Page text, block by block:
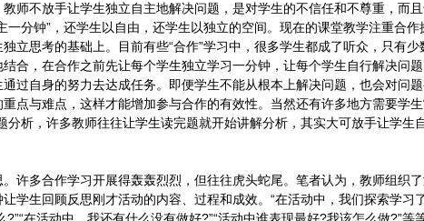
师不放手让学生独立自主地解决问题，是对学生的不信任和不尊重，而
一分钟”，还学生以自由，还学生以独立的空间。现在的课堂教学注重合作
立思考的基础上。目前有些“合作”学习中，很多学生都成了听众，只有少
合，在合作之前先让每个学生独立学习一分钟，让每个学生自行解决问
过自身的努力去达成任务。即便学生不能从根本上解决问题，也会对问
点与难点，这样才能增加参与合作的有效性。当然还有许多地方需要学生
分析，许多教师往往让学生读完题就开始讲解分析，其实大可放手让学生
多合作学习开展得轰轰烈烈，但往往虎头蛇尾。笔者认为，教师组织
学生回顾反思刚才活动的内容、过程和成效。“在活动中，我们探索学习